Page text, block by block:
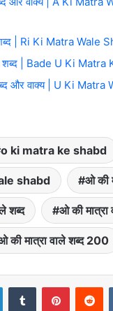
शब्द | Ri Ki Matra Wale
शब्द | Bade U Ki
और वाक्य | U Ki Matra
o ki matra ke shabd
shabd ओ की
शब्द ओ की मात्रा
की मात्रा वाले शब्द 200
LinkedInTumblr Pinterest